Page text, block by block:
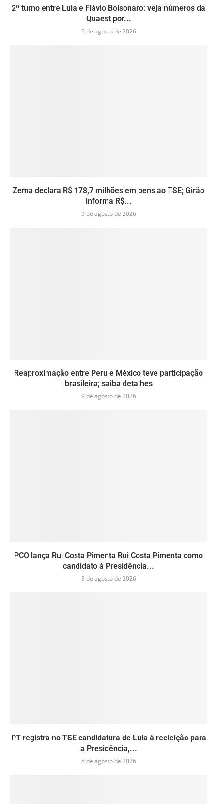
2º turno entre Lula e Flávio Bolsonaro: veja números da
Quaest por...
9 de agosto de 2026
Zema declara R$ 178,7 milhões em bens ao TSE; Girão
informa R$...
9 de agosto de 2026
Reaproximação entre Peru e México teve participação
brasileira; saiba detalhes
9 de agosto de 2026
PCO lança Rui Costa Pimenta Rui Costa Pimenta como
candidato à Presidência...
8 de agosto de 2026
PT registra no TSE candidatura de Lula à reeleição para
a Presidência,...
8 de agosto de 2026